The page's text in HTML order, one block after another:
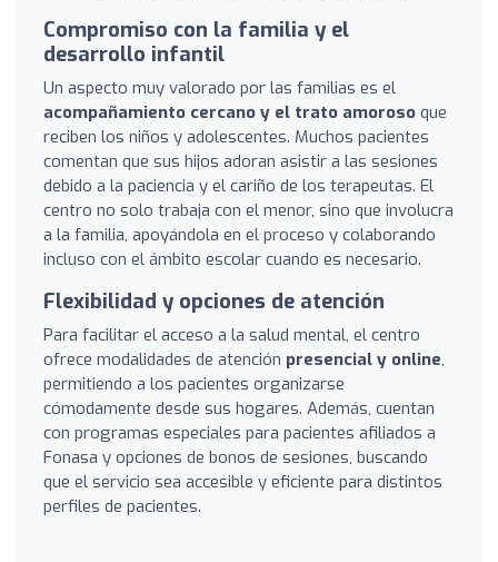
Compromiso con la familia y el
desarrollo infantil
Un aspecto muy valorado por las familias es el
acompañamiento cercano y el trato amoroso que
reciben los niños y adolescentes. Muchos pacientes
comentan que sus hijos adoran asistir a las sesiones
debido a la paciencia y el cariño de los terapeutas. El
centro no solo trabaja con el menor, sino que involucra
a la familia, apoyándola en el proceso y colaborando
incluso con el ámbito escolar cuando es necesario.
Flexibilidad y opciones de atención
Para facilitar el acceso a la salud mental, el centro
ofrece modalidades de atención presencial y online,
permitiendo a los pacientes organizarse
cómodamente desde sus hogares. Además, cuentan
con programas especiales para pacientes afiliados a
Fonasa y opciones de bonos de sesiones, buscando
que el servicio sea accesible y eficiente para distintos
perfiles de pacientes.